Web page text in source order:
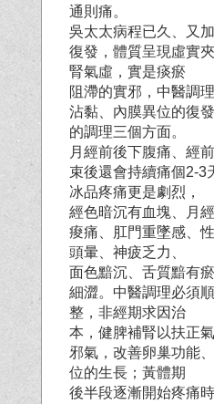
通則痛。
吳太太病程已久、又
復發，體質呈現虛實
腎氣虛，實是痰瘀
阻滯的實邪，中醫調
沾黏、內膜異位的復
的調理三個方面。
月經前後下腹痛、經
束後還會持續痛個2-3
冰品疼痛更是劇烈，
經色暗沉有血塊、月
痠痛、肛門重墜感、
頭暈、神疲乏力、
面色黯沉、舌質黯有
細澀。中醫調理必須
整，非經期求因治
本，健脾補腎以扶正
邪氣，改善卵巢功能
位的生長；黃體期
後半段逐漸開始疼痛